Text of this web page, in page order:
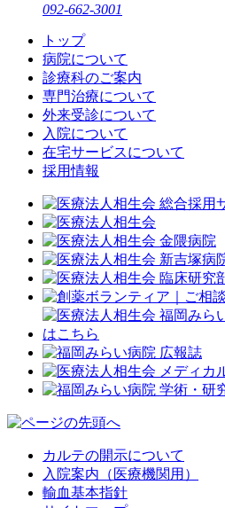
092-662-3001
トップ
病院について
診療科のご案内
専門治療について
外来受診について
入院について
在宅サービスについて
採用情報
カルテの開示について
入院案内（医療機関用）
輸血基本指針